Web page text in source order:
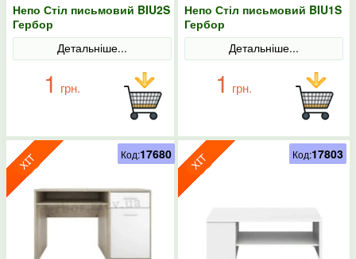
Непо Стіл письмовий BIU2S
Гербор
Детальніше...
1 грн.
Непо Стіл письмовий BIU1S
Гербор
Детальніше...
1 грн.
Код:17680 Код:17803